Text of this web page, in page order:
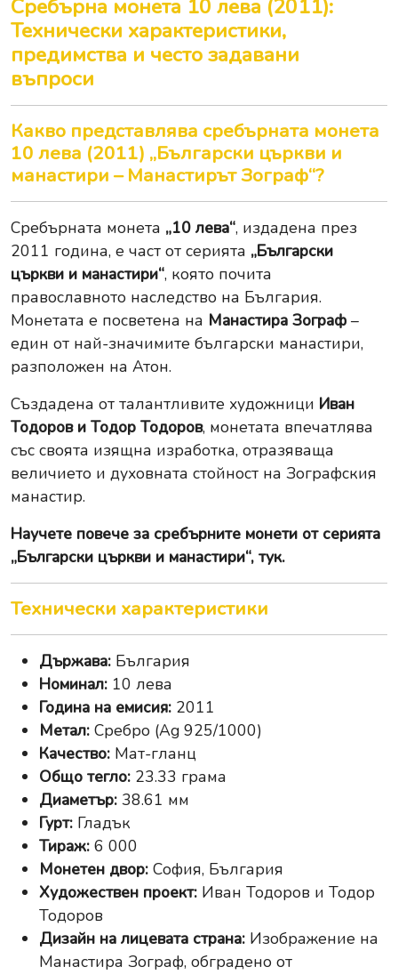
Сребърна монета 10 лева (2011):
Технически характеристики,
предимства и често задавани
въпроси
Какво представлява сребърната монета
10 лева (2011) „Български църкви и
манастири – Манастирът Зограф“?
Сребърната монета „10 лева“, издадена през
2011 година, е част от серията „Български
църкви и манастири“, която почита
православното наследство на България.
Монетата е посветена на Манастира Зограф –
един от най-значимите български манастири,
разположен на Атон.
Създадена от талантливите художници Иван
Тодоров и Тодор Тодоров, монетата впечатлява
със своята изящна изработка, отразяваща
величието и духовната стойност на Зографския
манастир.
Научете повече за сребърните монети от серията
„Български църкви и манастири“, тук.
Технически характеристики
Държава: България
Номинал: 10 лева
Година на емисия: 2011
Метал: Сребро (Ag 925/1000)
Качество: Мат-гланц
Общо тегло: 23.33 грама
Диаметър: 38.61 мм
Гурт: Гладък
Тираж: 6 000
Монетен двор: София, България
Художествен проект: Иван Тодоров и Тодор
Тодоров
Дизайн на лицевата страна: Изображение на
Манастира Зограф, обградено от